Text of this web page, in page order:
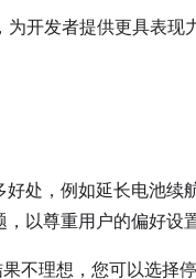
开发者提供更具表现
处，例如延长电池续
以尊重用户的偏好设
不理想，您可以选择